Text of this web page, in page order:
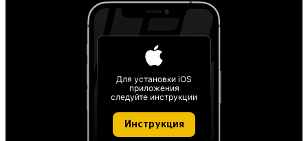
Для установки iOS
приложения
следуйте инструкции
Инструкция